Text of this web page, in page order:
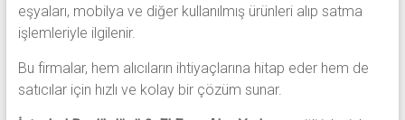
eşyaları, mobilya ve diğer kullanılmış ürünleri alıp satma
işlemleriyle ilgilenir.
Bu firmalar, hem alıcıların ihtiyaçlarına hitap eder hem de
satıcılar için hızlı ve kolay bir çözüm sunar.